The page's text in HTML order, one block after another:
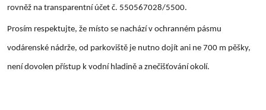
rovněž na transparentní účet č. 550567028/5500.
Prosím respektujte, že místo se nachází v ochranném pásmu
vodárenské nádrže, od parkoviště je nutno dojít ani ne 700 m pěšky,
není dovolen přístup k vodní hladině a znečišťování okolí.